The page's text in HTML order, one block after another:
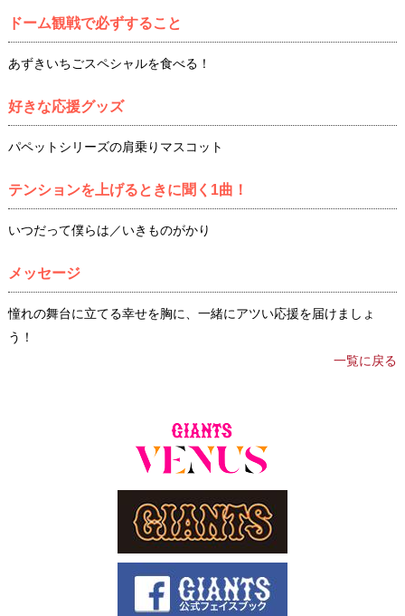
ドーム観戦で必ずすること
あずきいちごスペシャルを食べる！
好きな応援グッズ
パペットシリーズの肩乗りマスコット
テンションを上げるときに聞く1曲！
いつだって僕らは／いきものがかり
メッセージ
憧れの舞台に立てる幸せを胸に、一緒にアツい応援を届けましょ
う！
一覧に戻る